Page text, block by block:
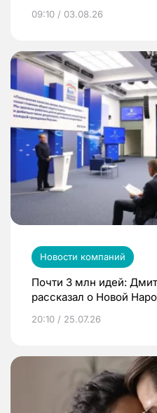
09:10 / 03.08.26
Новости компаний
Почти 3 млн идей:
рассказал о Новой
20:10 / 25.07.26